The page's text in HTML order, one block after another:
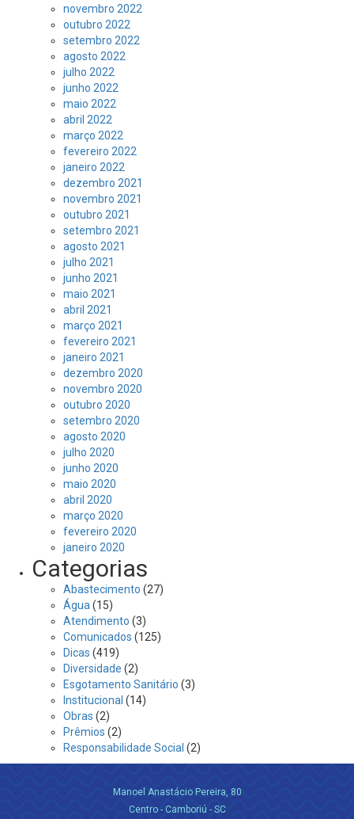
novembro 2022
outubro 2022
setembro 2022
agosto 2022
julho 2022
junho 2022
maio 2022
abril 2022
março 2022
fevereiro 2022
janeiro 2022
dezembro 2021
novembro 2021
outubro 2021
setembro 2021
agosto 2021
julho 2021
junho 2021
maio 2021
abril 2021
março 2021
fevereiro 2021
janeiro 2021
dezembro 2020
novembro 2020
outubro 2020
setembro 2020
agosto 2020
julho 2020
junho 2020
maio 2020
abril 2020
março 2020
fevereiro 2020
janeiro 2020
Categorias
Abastecimento (27)
Água (15)
Atendimento (3)
Comunicados (125)
Dicas (419)
Diversidade (2)
Esgotamento Sanitário (3)
Institucional (14)
Obras (2)
Prêmios (2)
Responsabilidade Social (2)
Manoel Anastácio Pereira, 80
Centro - Camboriú - SC